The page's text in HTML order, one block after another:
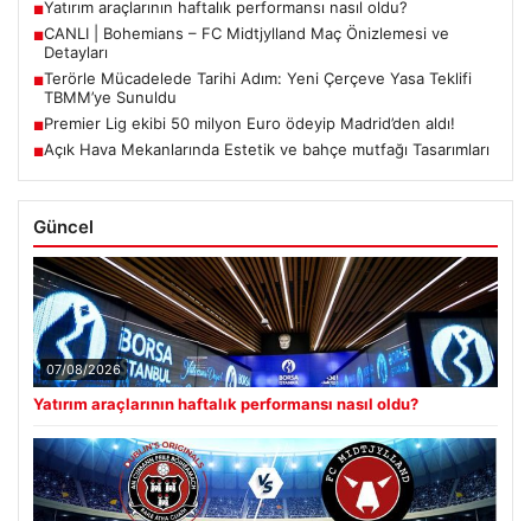
■Yatırım araçlarının haftalık performansı nasıl oldu?
■CANLI | Bohemians – FC Midtjylland Maç Önizlemesi ve
Detayları
■Terörle Mücadelede Tarihi Adım: Yeni Çerçeve Yasa Teklifi
TBMM’ye Sunuldu
■Premier Lig ekibi 50 milyon Euro ödeyip Madrid’den aldı!
■Açık Hava Mekanlarında Estetik ve bahçe mutfağı Tasarımları
Güncel
07/08/2026
Yatırım araçlarının haftalık performansı nasıl oldu?